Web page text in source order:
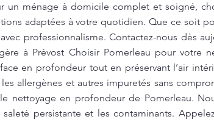
un ménage à domicile complet et soigné,
adaptées à votre quotidien. Que ce soit
professionnalisme. Contactez-nous dès
à Prévost Choisir Pomerleau pour votre
en profondeur tout en préservant l’air
allergènes et autres impuretés sans
nettoyage en profondeur de Pomerleau.
persistante et les contaminants.